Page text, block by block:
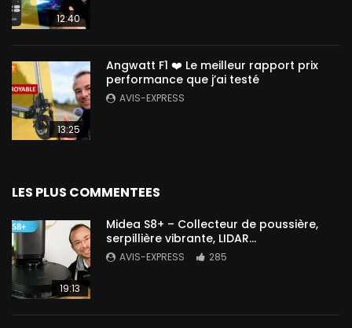
12:40
13:25
Angwatt F1 ❤️ Le meilleur rapport prix
performance que j’ai testé
AVIS-EXPRESS
LES PLUS COMMENTEES
19:13
Midea S8+ – Collecteur de poussière,
serpillière vibrante, LIDAR…
AVIS-EXPRESS 285